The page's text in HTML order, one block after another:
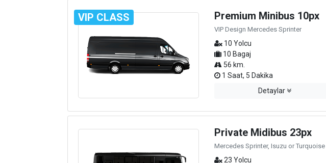
VIP CLASS Premium Minibus 10px
VIP Design Mercedes Sprinter
10 Yolcu
10 Bagaj
56 km.
1 Saat, 5 Dakika
Detaylar
Private Midibus 23px
Mercedes Sprinter, Isuzu or Turquoise
23 Yolcu